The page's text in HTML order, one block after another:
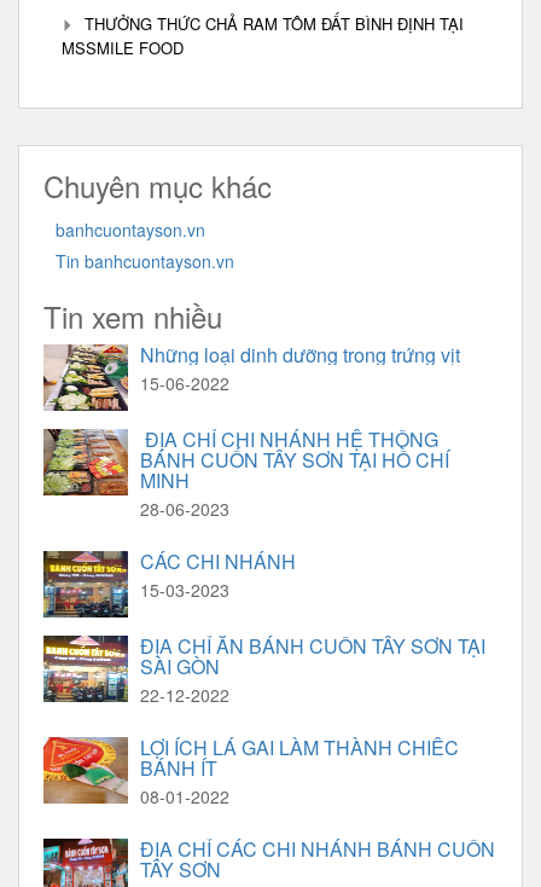
THƯỞNG THỨC CHẢ RAM TÔM ĐẤT BÌNH ĐỊNH TẠI
MSSMILE FOOD
Chuyên mục khác
banhcuontayson.vn
Tin banhcuontayson.vn
Tin xem nhiều
Những loại dinh dưỡng trong trứng vịt
15-06-2022
ĐỊA CHỈ CHI NHÁNH HỆ THỒNG
BÁNH CUỐN TÂY SƠN TẠI HỒ CHÍ
MINH
28-06-2023
CÁC CHI NHÁNH
15-03-2023
ĐỊA CHỈ ĂN BÁNH CUỐN TÂY SƠN TẠI
SÀI GÒN
22-12-2022
LỢI ÍCH LÁ GAI LÀM THÀNH CHIẾC
BÁNH ÍT
08-01-2022
ĐỊA CHỈ CÁC CHI NHÁNH BÁNH CUỐN
TÂY SƠN